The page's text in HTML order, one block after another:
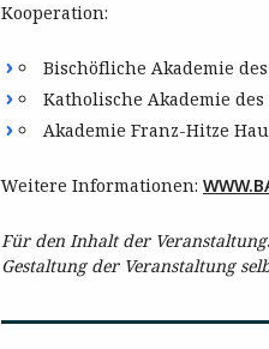
Kooperation:
Bischöfliche Akademie
Katholische Akademie
Akademie Franz-Hitze
Weitere Informationen:
Für den Inhalt der
Gestaltung der Veranstaltung